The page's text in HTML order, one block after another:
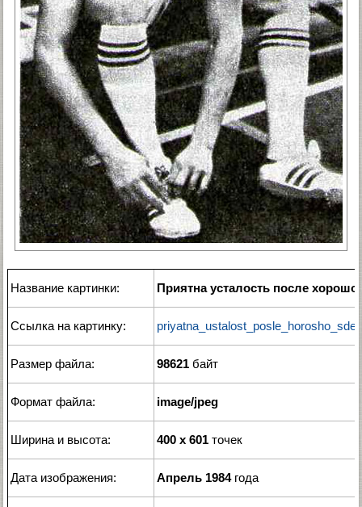
Название картинки: Приятна усталость после
Ссылка на картинку:
Размер файла: 98621 байт
Формат файла: image/jpeg
Ширина и высота: 400 x 601 точек
Дата изображения: Апрель 1984года